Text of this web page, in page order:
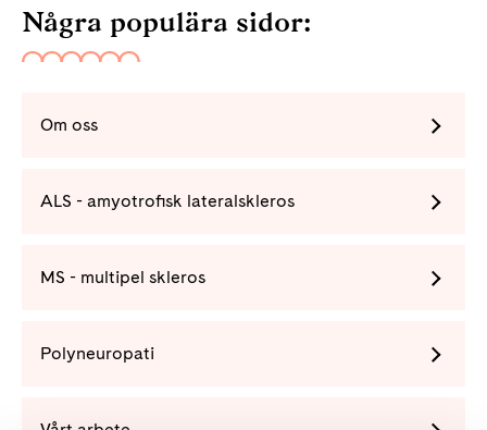
Några populära sidor:
Om oss
ALS - amyotrofisk lateralskleros
MS - multipel skleros
Polyneuropati